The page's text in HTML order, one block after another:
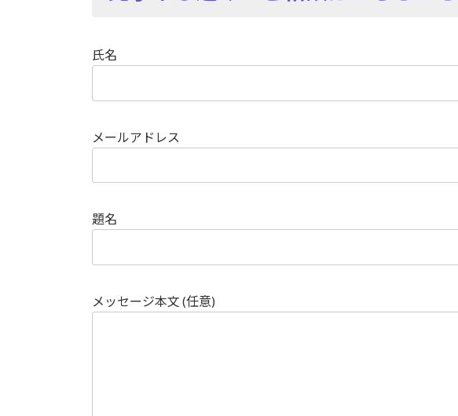
氏名
メールアドレス
題名
メッセージ本文 (任意)